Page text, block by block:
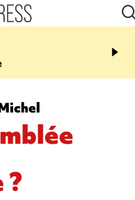
13:49
mineurs - un courrier
?